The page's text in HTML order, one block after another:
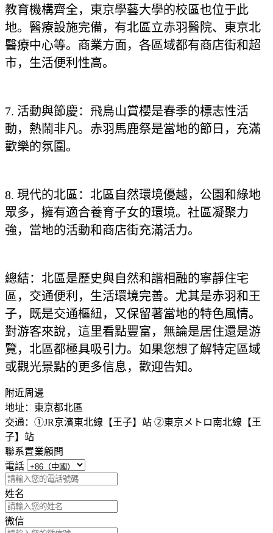
教育機構齊全，東京學藝大學的校區也位于此
地。醫療設施完備，有北區立赤羽醫院、東京北
醫療中心等。商業方面，各區域都有商店街和超
市，生活便利性高。
7. 活動與節慶：飛鳥山賞櫻是春季的標志性活
動，熱鬧非凡。赤羽馬鹿祭是當地的節日，充滿
歡樂的氛圍。
8. 現代的北區：北區自然環境優越，公園和綠地
眾多，擁有適合養育子女的環境。社區凝聚力
強，當地的活動和商店街充滿活力。
總結：北區是歷史與自然和諧相融的寧靜住宅
區，交通便利，生活環境完善。尤其是赤羽和王
子，既是交通樞紐，又保留著當地的特色風情。
對游客來說，這里看點豐富，無論是居住還是游
覽，北區都極具吸引力。如果您想了解特定區域
或觀光景點的更多信息，歡迎告知。
附近周邊
地址： 東京都北區
交通： ①JR京濱東北線【王子】站 ②東京メトロ南北線【王
子】站
聯系置業顧問
電話
姓名
微信